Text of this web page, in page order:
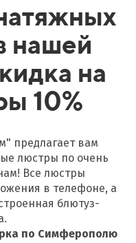
нашей
на
10%
предлагает вам
люстры по очень
Все люстры
в телефоне, а
блютуз-
по Симферополю